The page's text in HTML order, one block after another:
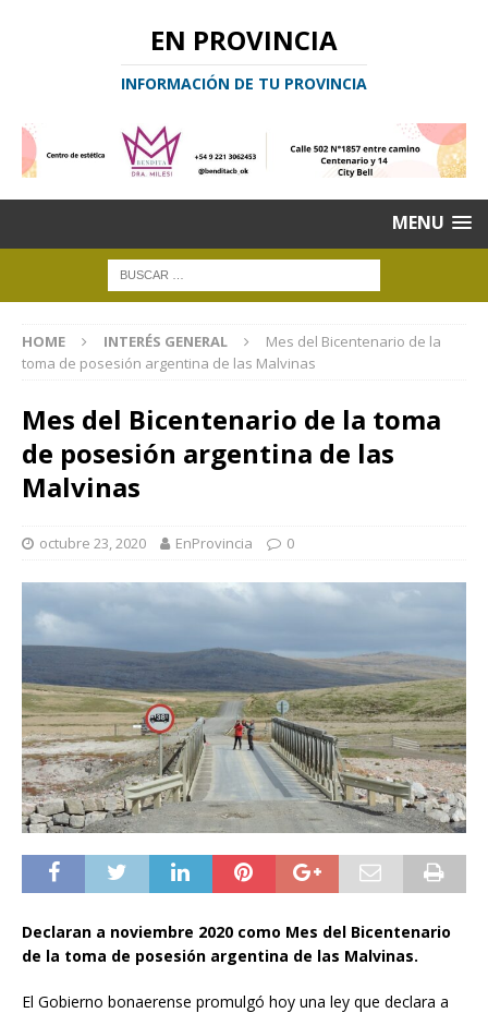
EN PROVINCIA
INFORMACIÓN DE TU PROVINCIA
MENU
HOME INTERÉS GENERAL
Mes del Bicentenario de la
toma de posesión argentina de las Malvinas
Mes del Bicentenario de la toma
de posesión argentina de las
Malvinas
octubre 23, 2020 EnProvincia 0
Declaran a noviembre 2020 como Mes del Bicentenario
de la toma de posesión argentina de las Malvinas.
El Gobierno bonaerense promulgó hoy una ley que declara a